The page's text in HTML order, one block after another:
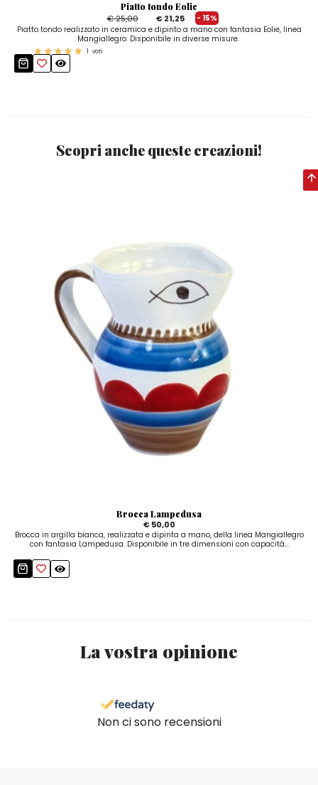
Piatto tondo Eolie
€ 25,00
€ 21,25
- 15%
Piatto tondo realizzato in ceramica e dipinto a mano con fantasia Eolie, linea
Mangiallegro. Disponibile in diverse misure.
1 voti
Scopri anche queste creazioni!
Brocca Lampedusa
€ 50,00
Brocca in argilla bianca, realizzata e dipinta a mano, della linea Mangiallegro
con fantasia Lampedusa. Disponibile in tre dimensioni con capacità...
La vostra opinione
Non ci sono recensioni